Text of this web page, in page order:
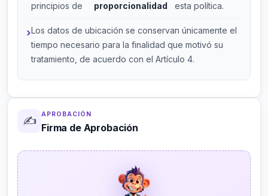
principios de
proporcionalidad
esta política.
Los datos de ubicación se conservan únicamente el
tiempo necesario para la finalidad que motivó su
tratamiento, de acuerdo con el Artículo 4.
✍️ APROBACIÓN
Firma de Aprobación